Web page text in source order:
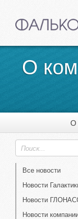
О
О
Все новости
Новости
Новости
Новости